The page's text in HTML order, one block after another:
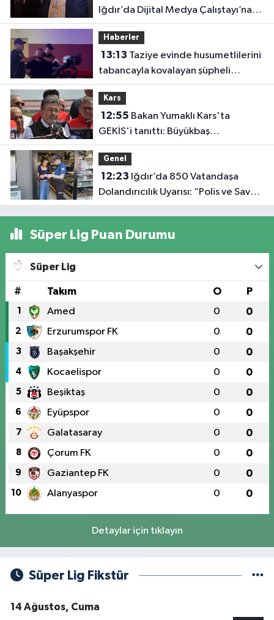
Iğdır’da Dijital Medya Çalıştayı’na
Katıldı
Haberler
13:13
tabancayla kovalayan şüpheli
gözaltına alındı
Kars
12:55
GEKİS'i tanıttı: Büyükbaş
hayvancılıkta 'dijital kimlik' dönemi
başladı
Genel
12:23
Dolandırıcılık Uyarısı: “Polis ve Savcı
Para İstemez”
Süper Lig Puan Durumu
Süper Lig
# Takım O P
1 Amed 0 0
2 Erzurumspor FK 0 0
3 Başakşehir 0 0
4 Kocaelispor 0 0
5 Beşiktaş 0 0
6 Eyüpspor 0 0
7 Galatasaray 0 0
8 Çorum FK 0 0
9 Gaziantep FK 0 0
10 Alanyaspor 0 0
Detaylar için tıklayın
Süper Lig Fikstür
14 Ağustos, Cuma